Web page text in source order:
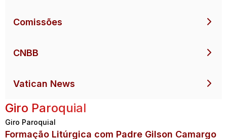
Comissões
CNBB
Vatican News
Giro Paroquial
Giro Paroquial
Formação Litúrgica com Padre Gilson Camargo